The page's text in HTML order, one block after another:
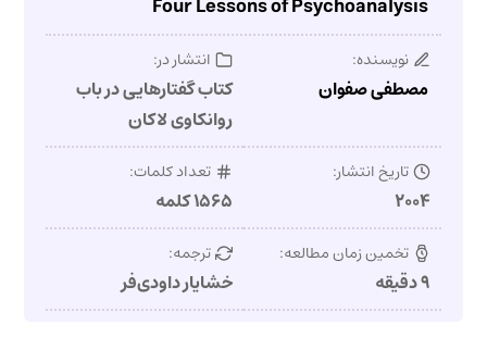
Four Lessons of Psychoanalysis
نویسنده:
مصطفی صفوان
انتشار در:
کتاب گفتارهایی در باب
روانکاوی لاکان
تاریخ انتشار:
۲۰۰۴
تعداد کلمات:
۱۵۶۵ کلمه
تخمین زمان مطالعه:
۹ دقیقه
ترجمه:
خشایار داودی‌فر